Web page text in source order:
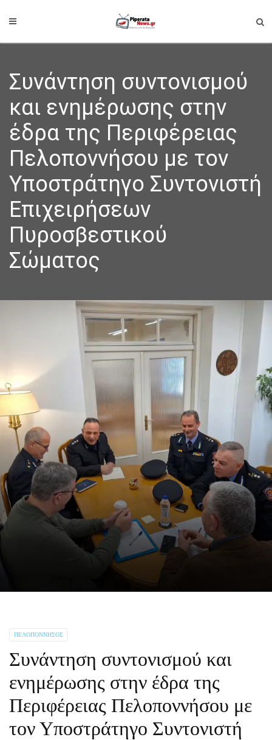
Συνάντηση συντονισμού
και ενημέρωσης στην
έδρα της Περιφέρειας
Πελοποννήσου με τον
Υποστράτηγο Συντονιστή
Επιχειρήσεων
Πυροσβεστικού
Σώματος
ΠΕΛΟΠΌΝΝΗΣΟΣ
Συνάντηση συντονισμού και
ενημέρωσης στην έδρα της
Περιφέρειας Πελοποννήσου με
τον Υποστράτηγο Συντονιστή